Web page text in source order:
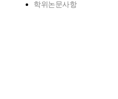
학위논문사항